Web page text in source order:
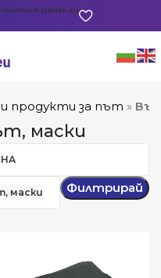
продукти за път »
маски
маски Филтрирай